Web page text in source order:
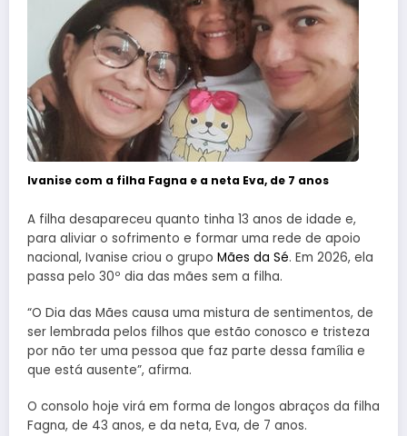
Ivanise com a filha Fagna e a neta Eva, de 7 anos
A filha desapareceu quanto tinha 13 anos de idade e,
para aliviar o sofrimento e formar uma rede de apoio
nacional, Ivanise criou o grupo Mães da Sé. Em 2026, ela
passa pelo 30º dia das mães sem a filha.
“O Dia das Mães causa uma mistura de sentimentos, de
ser lembrada pelos filhos que estão conosco e tristeza
por não ter uma pessoa que faz parte dessa família e
que está ausente”, afirma.
O consolo hoje virá em forma de longos abraços da filha
Fagna, de 43 anos, e da neta, Eva, de 7 anos.